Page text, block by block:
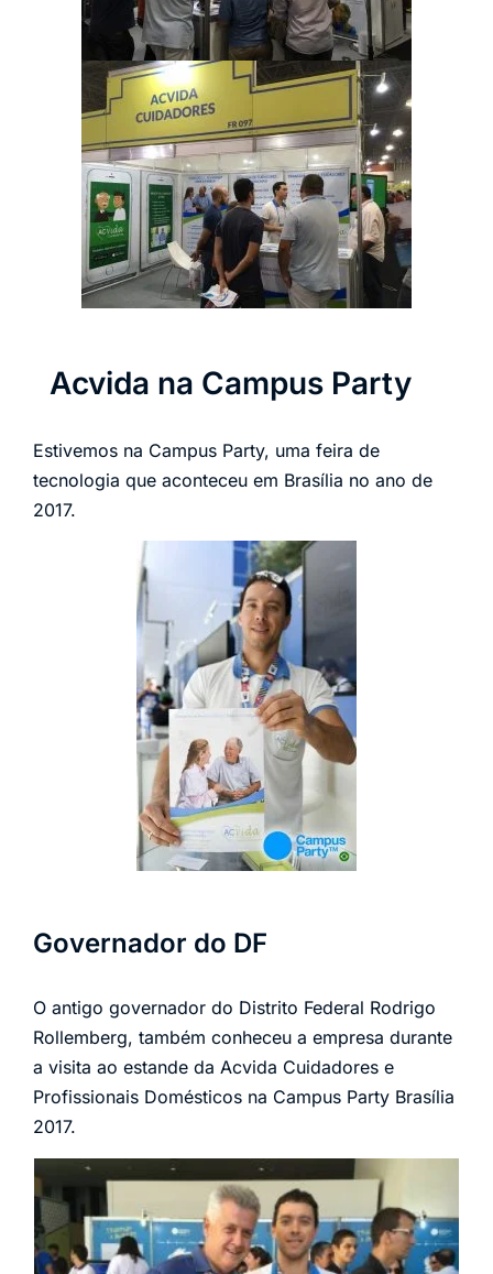
Acvida na Campus Party
Estivemos na Campus Party, uma feira de
tecnologia que aconteceu em Brasília no ano de
2017.
Governador do DF
O antigo governador do Distrito Federal Rodrigo
Rollemberg, também conheceu a empresa durante
a visita ao estande da Acvida Cuidadores e
Profissionais Domésticos na Campus Party Brasília
2017.